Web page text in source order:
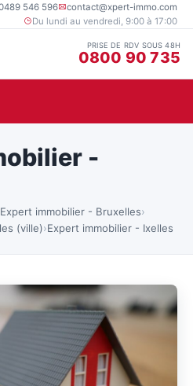
546 596
contact@xpert-immo.com
Du lundi au vendredi, 9:00 à 17:00
PRISE DE RDV SOUS 48H
0800 90 735
-
Expert immobilier - Bruxelles›
(ville)›Expert immobilier - Ixelles